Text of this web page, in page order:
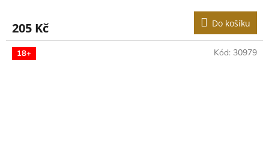
205 Kč Do košíku
18+ Kód: 30979